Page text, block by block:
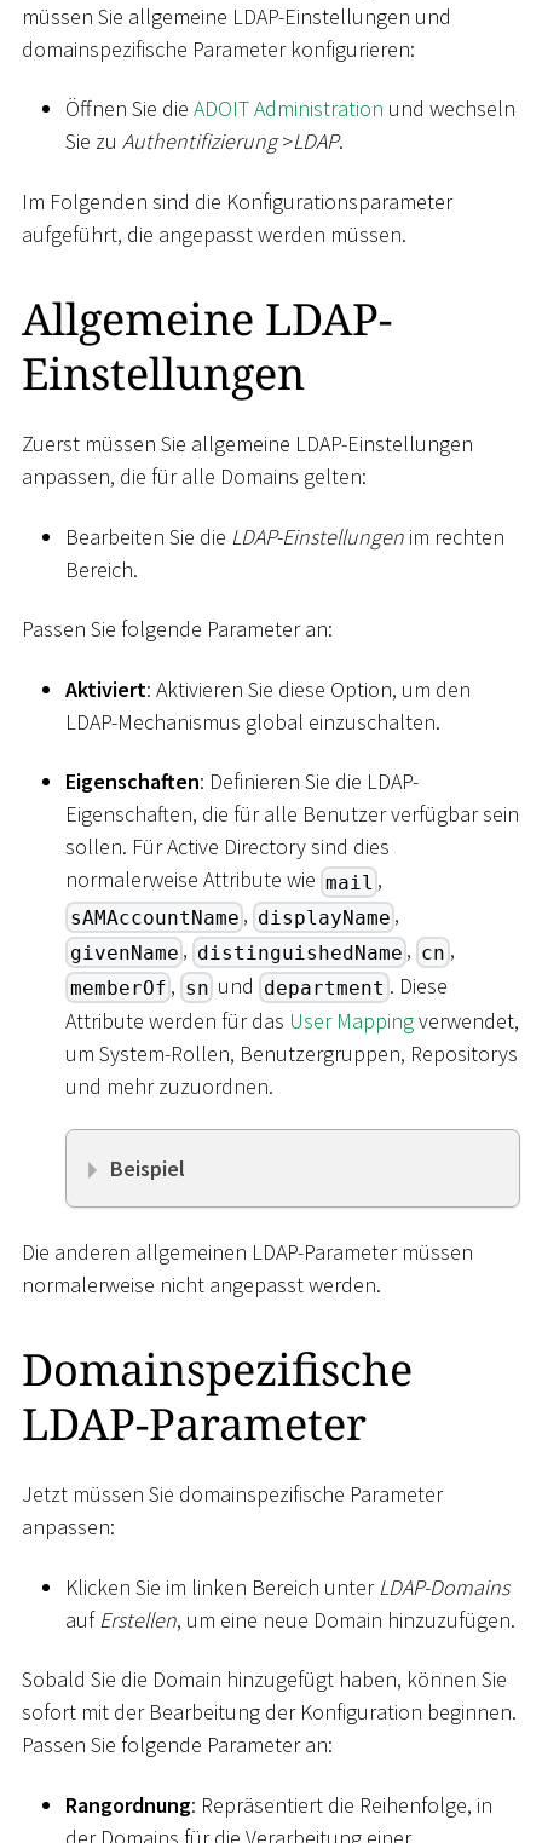
müssen Sie allgemeine LDAP-Einstellungen und
domainspezifische Parameter konfigurieren:
Öffnen Sie die ADOIT Administration und wechseln
Sie zu Authentifizierung >LDAP.
Im Folgenden sind die Konfigurationsparameter
aufgeführt, die angepasst werden müssen.
Allgemeine LDAP-
Einstellungen
Zuerst müssen Sie allgemeine LDAP-Einstellungen
anpassen, die für alle Domains gelten:
Bearbeiten Sie die LDAP-Einstellungen im rechten
Bereich.
Passen Sie folgende Parameter an:
Aktiviert: Aktivieren Sie diese Option, um den
LDAP-Mechanismus global einzuschalten.
Eigenschaften: Definieren Sie die LDAP-
Eigenschaften, die für alle Benutzer verfügbar sein
sollen. Für Active Directory sind dies
normalerweise Attribute wie mail ,
sAMAccountName , displayName ,
givenName , distinguishedName , cn ,
memberOf , sn und department . Diese
Attribute werden für das User Mappingverwendet,
um System-Rollen, Benutzergruppen, Repositorys
und mehr zuzuordnen.
Beispiel
Die anderen allgemeinen LDAP-Parameter müssen
normalerweise nicht angepasst werden.
Domainspezifische
LDAP-Parameter
Jetzt müssen Sie domainspezifische Parameter
anpassen:
Klicken Sie im linken Bereich unter LDAP-Domains
auf Erstellen, um eine neue Domain hinzuzufügen.
Sobald Sie die Domain hinzugefügt haben, können Sie
sofort mit der Bearbeitung der Konfiguration beginnen.
Passen Sie folgende Parameter an:
Rangordnung: Repräsentiert die Reihenfolge, in
der Domains für die Verarbeitung einer